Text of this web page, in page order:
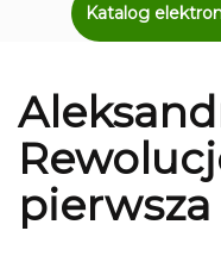
Katalog